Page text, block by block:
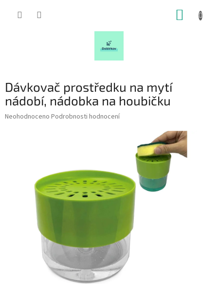
Dávkovač prostředku na mytí
nádobí, nádobka na houbičku
Průměrné
hvězdiček.
Neohodnoceno Podrobnosti hodnocení